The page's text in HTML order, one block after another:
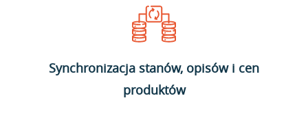
Synchronizacja stanów, opisów i cen
produktów